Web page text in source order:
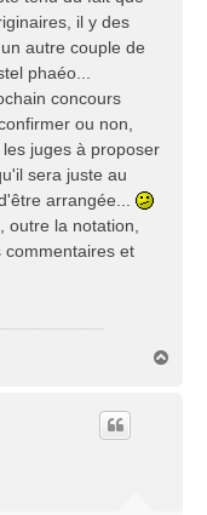
il y des
autre couple de
phaéo...
concours
ou non,
juges à proposer
sera juste au
arrangée...
outre la notation,
commentaires et